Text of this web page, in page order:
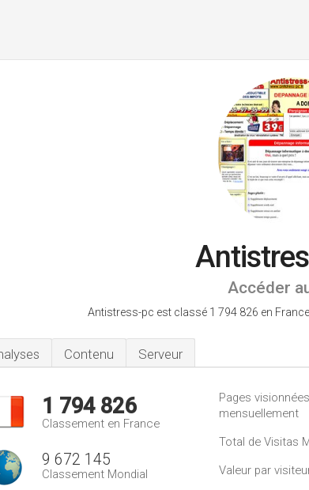
Accéder
Antistress-pc est classé 1 794 826 en France.
Contenu Serveur
1 794 826
Classement en France
9 672 145
Classement Mondial
Pages visionnées
mensuellement
Total de Visitas
Valeur par